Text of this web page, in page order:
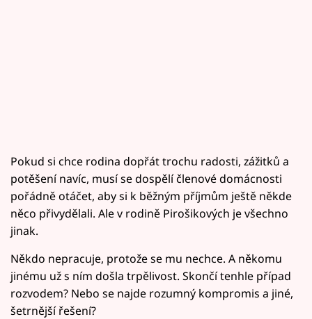
Pokud si chce rodina dopřát trochu radosti, zážitků a
potěšení navíc, musí se dospělí členové domácnosti
pořádně otáčet, aby si k běžným příjmům ještě někde
něco přivydělali. Ale v rodině Pirošikových je všechno
jinak.
Někdo nepracuje, protože se mu nechce. A někomu
jinému už s ním došla trpělivost. Skončí tenhle případ
rozvodem? Nebo se najde rozumný kompromis a jiné,
šetrnější řešení?